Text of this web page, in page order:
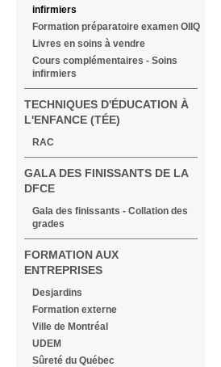
infirmiers
Formation préparatoire examen OIIQ
Livres en soins à vendre
Cours complémentaires - Soins
infirmiers
TECHNIQUES D'ÉDUCATION À
L'ENFANCE (TÉE)
RAC
GALA DES FINISSANTS DE LA
DFCE
Gala des finissants - Collation des
grades
FORMATION AUX
ENTREPRISES
Desjardins
Formation externe
Ville de Montréal
UDEM
Sûreté du Québec